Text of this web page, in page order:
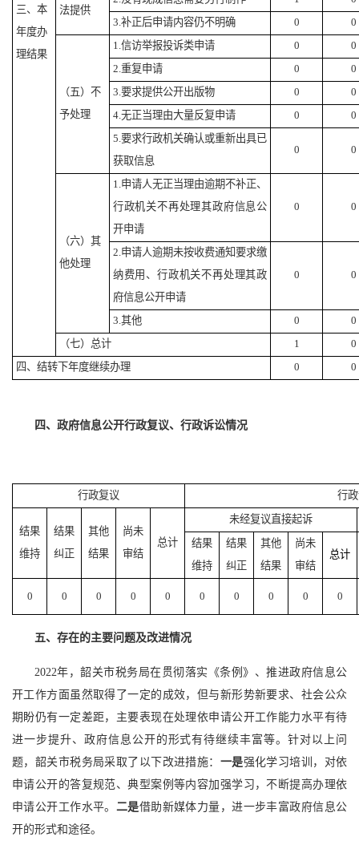
三、本
年度办
理结果
法提供
3.补正后申请内容仍不明确
0 0
（五）不
予处理
1.信访举报投诉类申请 0
0
2.重复申请
0
0
3.要求提供公开出版物
0
0
4.无正当理由大量反复申请
0
0
5.要求行政机关确认或重新出具已
获取信息
0 0
（六）其
他处理
1.申请人无正当理由逾期不补正、
行政机关不再处理其政府信息公
开申请
0 0
2.申请人逾期未按收费通知要求缴
纳费用、行政机关不再处理其政
府信息公开申请
0 0
3.其他 0
0
（七）总计
1
0
四、结转下年度继续办理
0 0
四、政府信息公开行政复议、行政诉讼情况
行政复议 行
结果
维持
结果
纠正
其他
结果
尚未
审结
总计
未经复议直接起诉
结果
维持
结果
纠正
其他
结果
尚未
审结
总计
0 0 0 0 0 0 0 0 0 0
五、存在的主要问题及改进情况
2022年，韶关市税务局在贯彻落实《条例》、推进政府信息公
开工作方面虽然取得了一定的成效，但与新形势新要求、社会公众
期盼仍有一定差距，主要表现在处理依申请公开工作能力水平有待
进一步提升、政府信息公开的形式有待继续丰富等。针对以上问
题，韶关市税务局采取了以下改进措施： 一是强化学习培训，对依
申请公开的答复规范、典型案例等内容加强学习，不断提高办理依
申请公开工作水平。 二是借助新媒体力量，进一步丰富政府信息公
开的形式和途径。